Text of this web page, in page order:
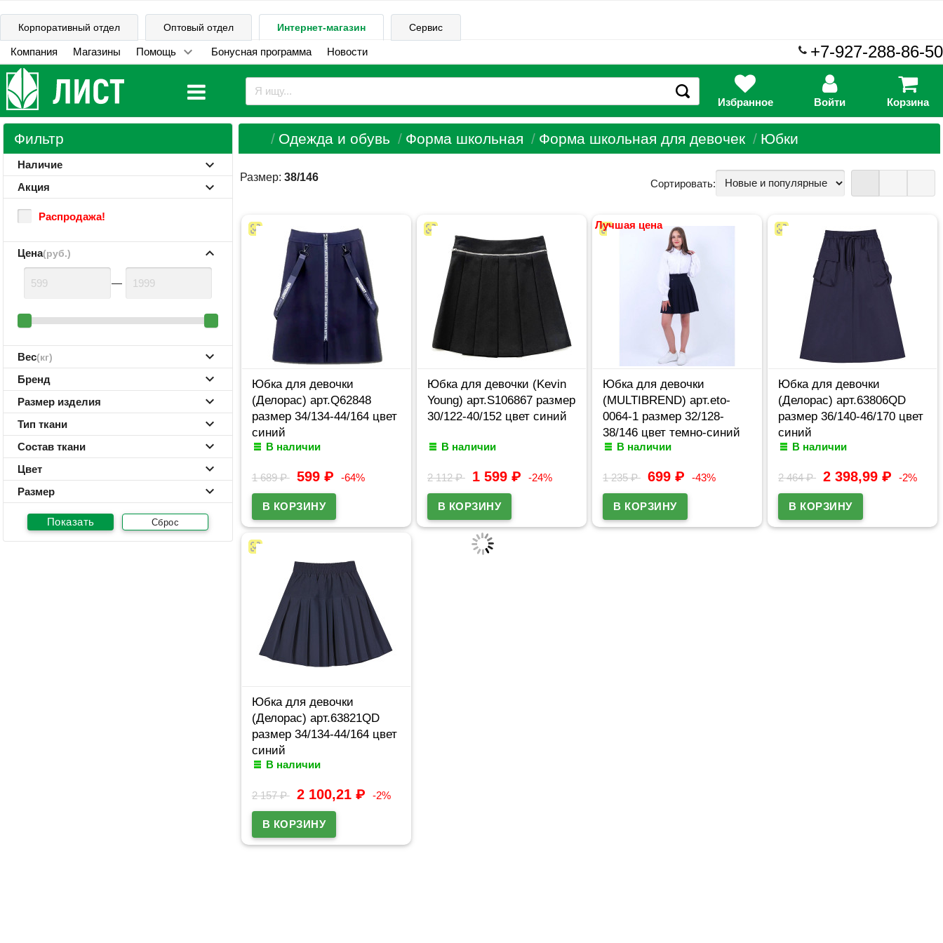
Корпоративный отдел Оптовый отдел Интернет-магазин Сервис
Компания Магазины Помощь Бонусная программа Новости +7-927-288-86-50
Избранное Войти Корзина
Фильтр
Наличие
Акция
Распродажа!
Цена(руб.)
—
Вес(кг)
Бренд
Размер изделия
Тип ткани
Состав ткани
Цвет
Размер
Сброс
Одежда и обувь Форма школьная Форма школьная для девочек Юбки
Размер:38/146 Сортировать:
Юбка для девочки
(Делорас) арт.Q62848
размер 34/134-44/164 цвет
синий
В наличии
1 689₽ 599 ₽ -64%
Юбка для девочки (Kevin
Young) арт.S106867 размер
30/122-40/152 цвет синий
В наличии
2 112₽ 1 599 ₽ -24%
Лучшая цена
Юбка для девочки
(MULTIBREND) арт.eto-
0064-1 размер 32/128-
38/146 цвет темно-синий
В наличии
1 235₽ 699 ₽ -43%
Юбка для девочки
(Делорас) арт.63806QD
размер 36/140-46/170 цвет
синий
В наличии
2 464₽ 2 398,99₽ -2%
Юбка для девочки
(Делорас) арт.63821QD
размер 34/134-44/164 цвет
синий
В наличии
2 157₽ 2 100,21 ₽ -2%